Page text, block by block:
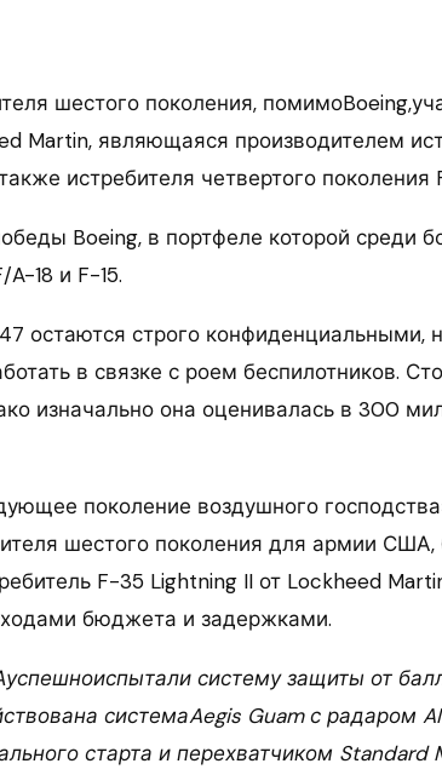
шестого поколения,
Martin, являющаяся производителем
истребителя четвертого поколения
Boeing, в портфеле которой среди
18 и F-15.
остаются строго конфиденциальными,
в связке с роем беспилотников.
изначально она оценивалась в 300
поколение воздушного
шестого поколения для армии США,
F-35 Lightning II от Lockheed
бюджета и задержками.
систему защиты от
системаAegis Guam с радаром
старта и перехватчиком Standard